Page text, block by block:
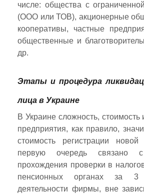
числе: общества с
(ООО или ТОВ), акционерные
кооперативы, частные
общественные и
др.
Этапы и процедура
лица в Украине
В Украине сложность, стоимость
предприятия, как правило,
стоимость регистрации
первую очередь связано с
прохождения проверки в
пенсионных органах за 3
деятельности фирмы, вне